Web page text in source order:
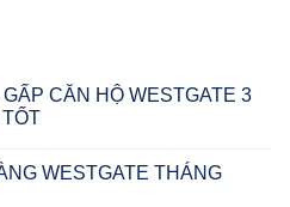
CĂN HỘ WESTGATE 3
WESTGATE THÁNG